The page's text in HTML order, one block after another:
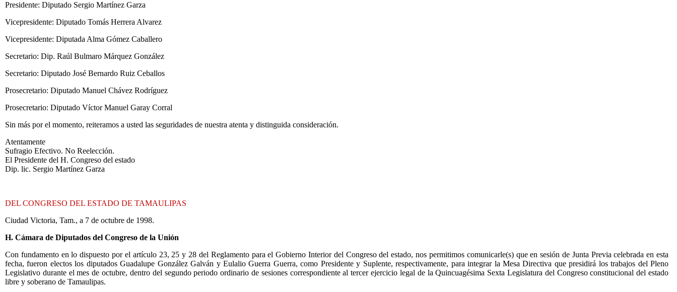
Presidente: Diputado Sergio Martínez Garza
Vicepresidente: Diputado Tomás Herrera Alvarez
Vicepresidente: Diputada Alma Gómez Caballero
Secretario: Dip. Raúl Bulmaro Márquez González
Secretario: Diputado José Bernardo Ruiz Ceballos
Prosecretario: Diputado Manuel Chávez Rodríguez
Prosecretario: Diputado Víctor Manuel Garay Corral
Sin más por el momento, reiteramos a usted las seguridades de nuestra atenta y distinguida consideración.
Atentamente
Sufragio Efectivo. No Reelección.
El Presidente del H. Congreso del estado
Dip. lic. Sergio Martínez Garza
DEL CONGRESO DEL ESTADO DE TAMAULIPAS
Ciudad Victoria, Tam., a 7 de octubre de 1998.
H. Cámara de Diputados del Congreso de la Unión
Con fundamento en lo dispuesto por el artículo 23, 25 y 28 del Reglamento para el Gobierno Interior del Congreso del estado, nos permitimos comunicarle(s) que en sesión de Junta Previa celebrada en esta
fecha, fueron electos los diputados Guadalupe González Galván y Eulalio Guerra Guerra, como Presidente y Suplente, respectivamente, para integrar la Mesa Directiva que presidirá los trabajos del Pleno
Legislativo durante el mes de octubre, dentro del segundo periodo ordinario de sesiones correspondiente al tercer ejercicio legal de la Quincuagésima Sexta Legislatura del Congreso constitucional del estado
libre y soberano de Tamaulipas.